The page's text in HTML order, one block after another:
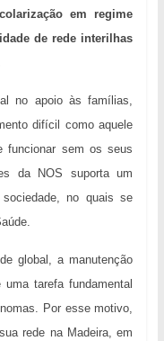
em regime
de rede interilhas
no apoio às famílias,
difícil como aquele
funcionar sem os seus
da NOS suporta um
no quais se
global, a manutenção
tarefa fundamental
Por esse motivo,
rede na Madeira, em